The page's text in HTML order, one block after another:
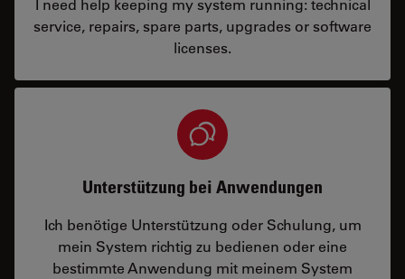
I need help keeping my system running: technical
service, repairs, spare parts, upgrades or software
licenses.
Unterstützung bei Anwendungen
Ich benötige Unterstützung oder Schulung, um
mein System richtig zu bedienen oder eine
bestimmte Anwendung mit meinem System